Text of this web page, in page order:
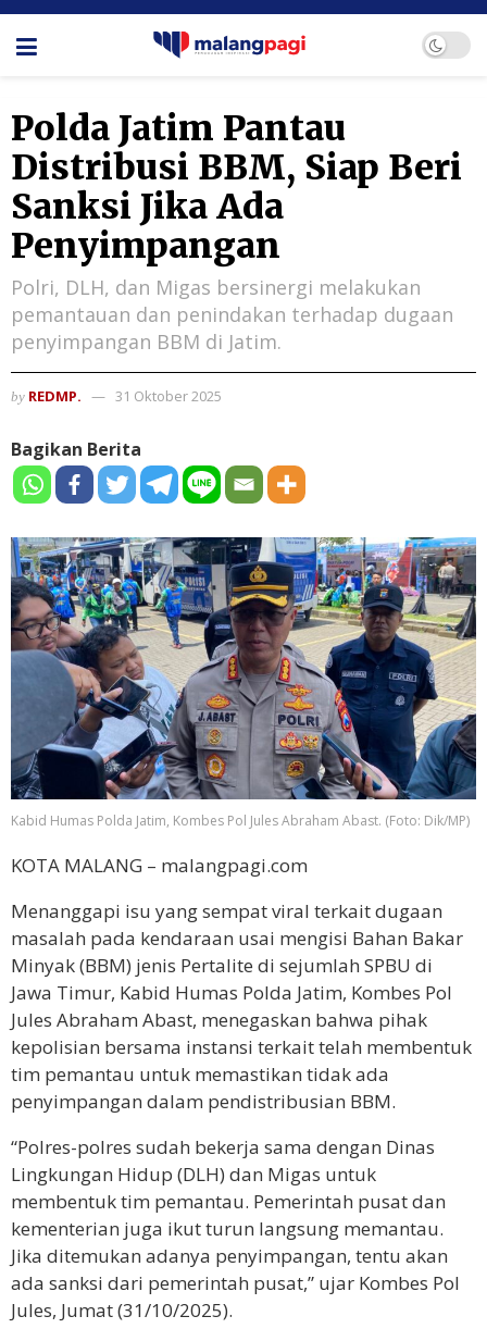
Polda Jatim Pantau
Distribusi BBM, Siap Beri
Sanksi Jika Ada
Penyimpangan
Polri, DLH, dan Migas bersinergi melakukan
pemantauan dan penindakan terhadap dugaan
penyimpangan BBM di Jatim.
by REDMP. 31 Oktober 2025
Bagikan Berita
Kabid Humas Polda Jatim, Kombes Pol Jules Abraham Abast. (Foto: Dik/MP)
KOTA MALANG – malangpagi.com
Menanggapi isu yang sempat viral terkait dugaan
masalah pada kendaraan usai mengisi Bahan Bakar
Minyak (BBM) jenis Pertalite di sejumlah SPBU di
Jawa Timur, Kabid Humas Polda Jatim, Kombes Pol
Jules Abraham Abast, menegaskan bahwa pihak
kepolisian bersama instansi terkait telah membentuk
tim pemantau untuk memastikan tidak ada
penyimpangan dalam pendistribusian BBM.
“Polres-polres sudah bekerja sama dengan Dinas
Lingkungan Hidup (DLH) dan Migas untuk
membentuk tim pemantau. Pemerintah pusat dan
kementerian juga ikut turun langsung memantau.
Jika ditemukan adanya penyimpangan, tentu akan
ada sanksi dari pemerintah pusat,” ujar Kombes Pol
Jules, Jumat (31/10/2025).